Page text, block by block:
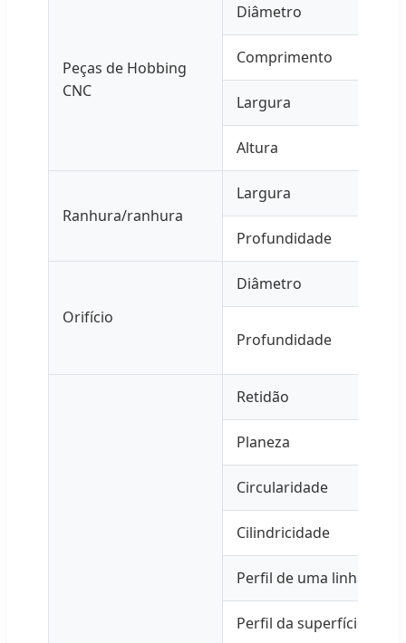
Peças de Hobbing
CNC
Diâmetro
Comprimento
Largura
Altura
Ranhura/ranhura
Largura
Profundidade
Orifício
Diâmetro
Profundidade
Retidão
Planeza
Circularidade
Cilindricidade
Perfil de uma linha
Perfil da superfície